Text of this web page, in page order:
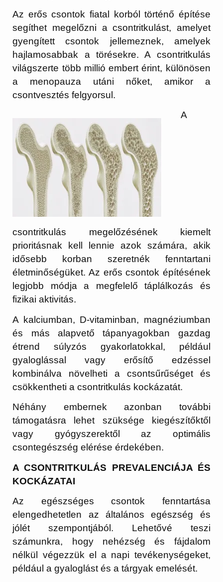
Az erős csontok fiatal korból történő építése
segíthet megelőzni a csontritkulást, amelyet
gyengített csontok jellemeznek, amelyek
hajlamosabbak a törésekre. A csontritkulás
világszerte több millió embert érint, különösen
a menopauza utáni nőket, amikor a
csontvesztés felgyorsul.
A
csontritkulás megelőzésének kiemelt
prioritásnak kell lennie azok számára, akik
idősebb korban szeretnék fenntartani
életminőségüket. Az erős csontok építésének
legjobb módja a megfelelő táplálkozás és
fizikai aktivitás.
A kalciumban, D-vitaminban, magnéziumban
és más alapvető tápanyagokban gazdag
étrend súlyzós gyakorlatokkal, például
gyaloglással vagy erősítő edzéssel
kombinálva növelheti a csontsűrűséget és
csökkentheti a csontritkulás kockázatát.
Néhány embernek azonban további
támogatásra lehet szüksége kiegészítőktől
vagy gyógyszerektől az optimális
csontegészség elérése érdekében.
A CSONTRITKULÁS PREVALENCIÁJA ÉS
KOCKÁZATAI
Az egészséges csontok fenntartása
elengedhetetlen az általános egészség és
jólét szempontjából. Lehetővé teszi
számunkra, hogy nehézség és fájdalom
nélkül végezzük el a napi tevékenységeket,
például a gyaloglást és a tárgyak emelését.